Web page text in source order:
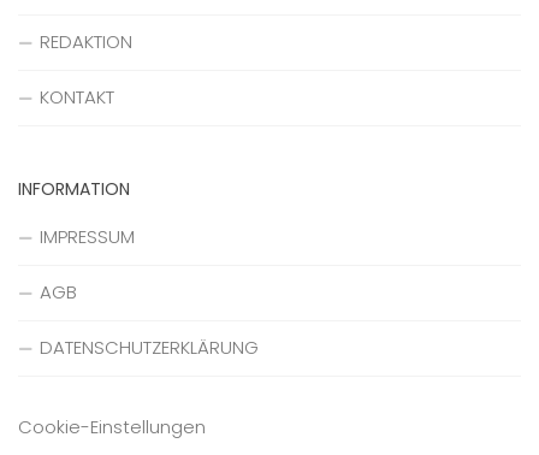
REDAKTION
KONTAKT
INFORMATION
IMPRESSUM
AGB
DATENSCHUTZERKLÄRUNG
Cookie-Einstellungen